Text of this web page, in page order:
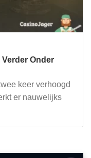
Onder
keer verhoogd
er nauwelijks